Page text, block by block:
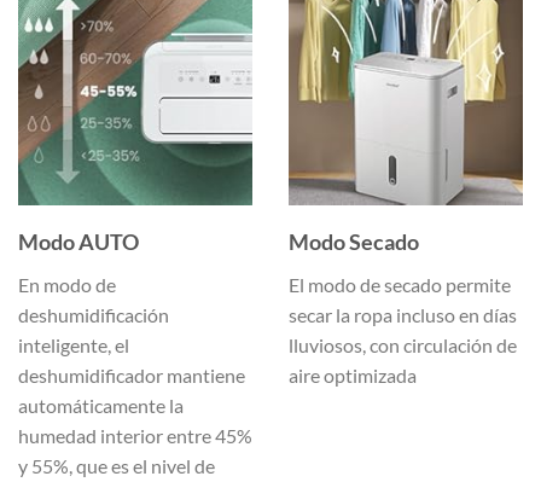
Modo AUTO
En modo de
deshumidificación
inteligente, el
deshumidificador mantiene
automáticamente la
humedad interior entre 45%
y 55%, que es el nivel de
Modo Secado
El modo de secado permite
secar la ropa incluso en días
lluviosos, con circulación de
aire optimizada